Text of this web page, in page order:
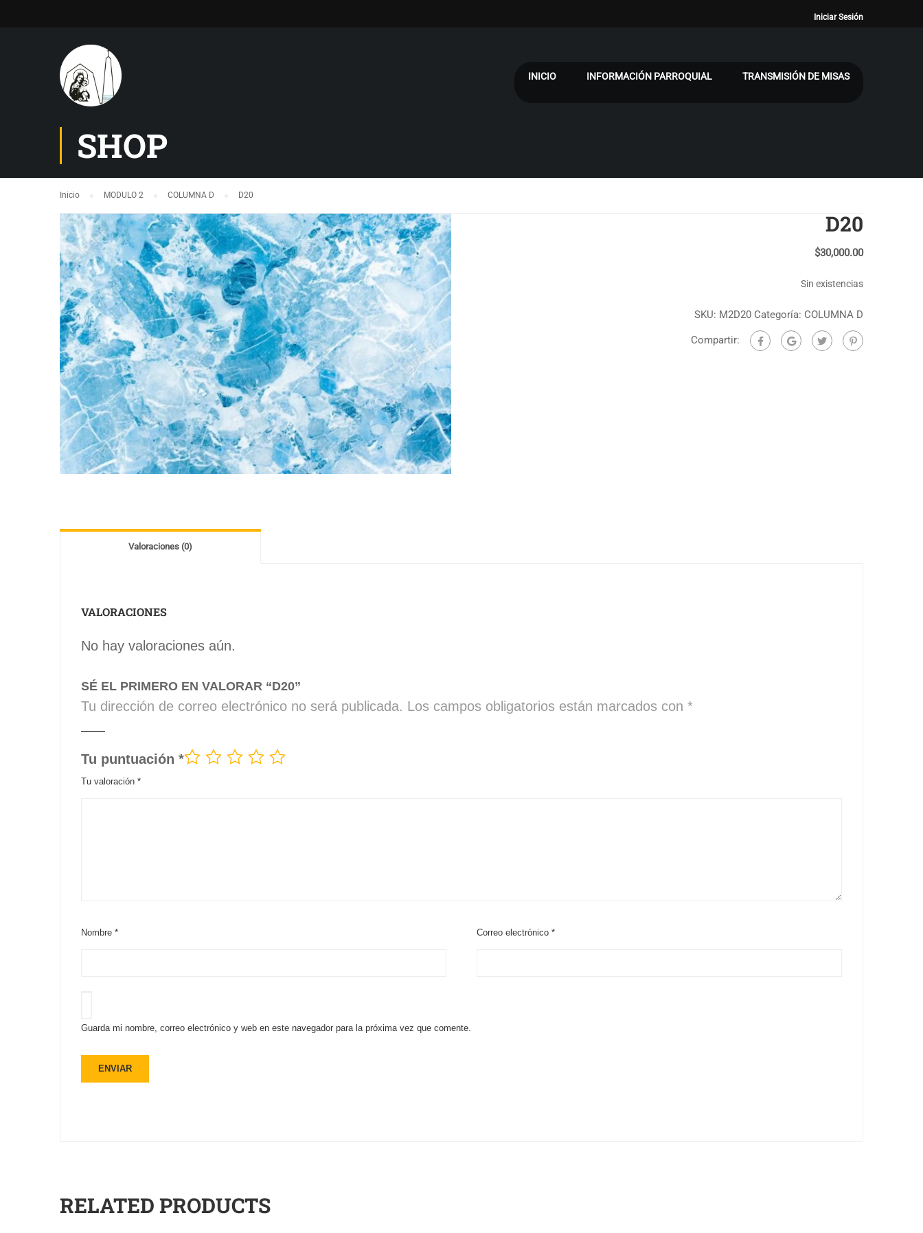
Iniciar Sesión
INICIO INFORMACIÓN PARROQUIAL TRANSMISIÓN DE MISAS
SHOP
Inicio MODULO 2 COLUMNA D D20
D20
$30,000.00
Sin existencias
SKU: M2D20 Categoría: COLUMNA D
Compartir:
Valoraciones (0)
VALORACIONES
No hay valoraciones aún.
SÉ EL PRIMERO EN VALORAR “D20”
Tu dirección de correo electrónico no será publicada. Los campos obligatorios están marcados con *
Tu puntuación *
Tu valoración *
Nombre * Correo electrónico*
Guarda mi nombre, correo electrónico y web en este navegador para la próxima vez que comente.
RELATED PRODUCTS